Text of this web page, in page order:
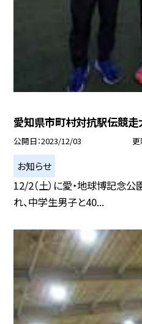
愛知県市町村対抗駅伝競走
公開日 2023/12/03 更
お知らせ
12/2（土）に愛・地球博記念公
れ、中学生男子と40...